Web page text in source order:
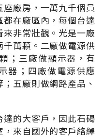
廠房，一萬九千個員
在廠區內，每個台達
非常壯觀。光是一廠
萬顆。二廠做電源供
；三廠做顯示器，有
器；四廠做電源供應
五廠則做網路產品、
的大客戶，因此石碣
來自國外的客戶絡繹